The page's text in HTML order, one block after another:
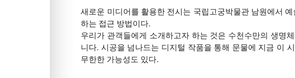
새로운 미디어를 활용한 전시는 국립고궁박물관 남원에서
하는 접근 방법이다.
우리가 관객들에게 소개하고자 하는 것은 수천수만의 생명
니다. 시공을 넘나드는 디지털 작품을 통해 문물에 지금 이
무한한 가능성도 있다.